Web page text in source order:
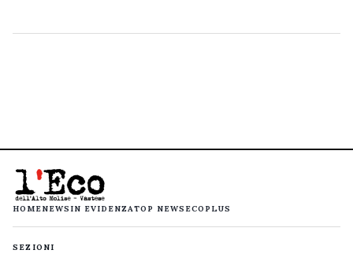
HOMENEWS IN EVIDENZATOP NEWS ECOPLUS
SEZIONI